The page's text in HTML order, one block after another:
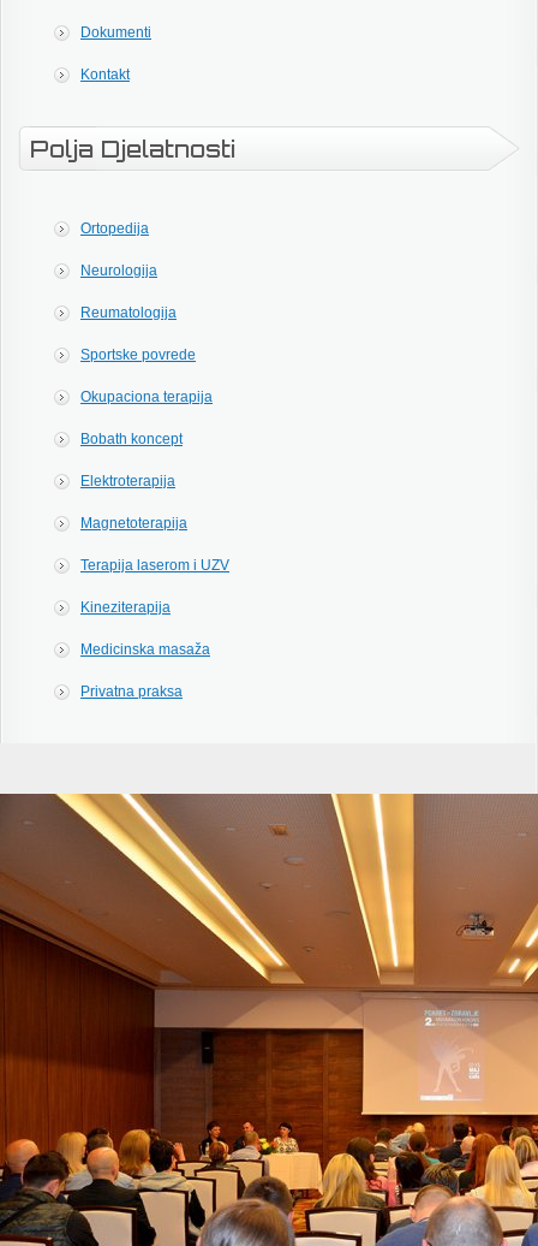
Dokumenti
Kontakt
Polja Djelatnosti
Ortopedija
Neurologija
Reumatologija
Sportske povrede
Okupaciona terapija
Bobath koncept
Elektroterapija
Magnetoterapija
Terapija laserom i UZV
Kineziterapija
Medicinska masaža
Privatna praksa